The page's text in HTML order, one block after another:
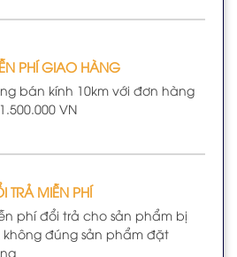
PHÍ GIAO HÀNG
bán kính 10km với đơn hàng
VN
TRẢ MIỄN PHÍ
phí đổi trả cho sản phẩm bị
không đúng sản phẩm đặt